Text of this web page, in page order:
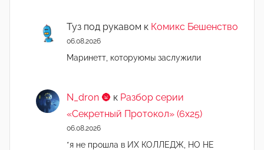
Туз под рукавом к Комикс Бешенство
06.08.2026
Маринетт, которуюмы заслужили
N_dron 🌚 к Разбор серии
«Секретный Протокол» (6х25)
06.08.2026
*я не прошла в ИХ КОЛЛЕДЖ, НО НЕ